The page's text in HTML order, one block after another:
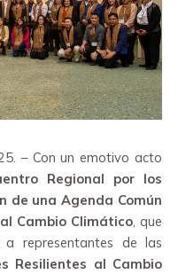
– Con un emotivo acto
Regional por los
de una Agenda Común
Cambio Climático, que
representantes de las
Resilientes al Cambio